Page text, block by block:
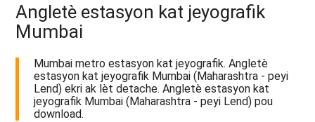
Angletè estasyon kat jeyografik
Mumbai
Mumbai metro estasyon kat jeyografik. Angletè
estasyon kat jeyografik Mumbai (Maharashtra - peyi
Lend) ekri ak lèt detache. Angletè estasyon kat
jeyografik Mumbai (Maharashtra - peyi Lend) pou
download.